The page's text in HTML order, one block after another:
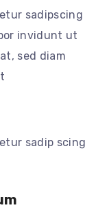
sadipscing
invidunt ut
sed diam
sadip scing